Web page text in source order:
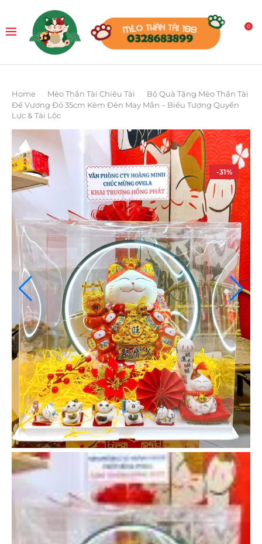
0
Home Mèo Thần Tài Chiêu Tài
Bộ Quà Tặng Mèo Thần Tài
Đế Vương Đỏ 35cm Kèm Đèn May Mắn – Biểu Tượng Quyền
Lực & Tài Lộc
-31%